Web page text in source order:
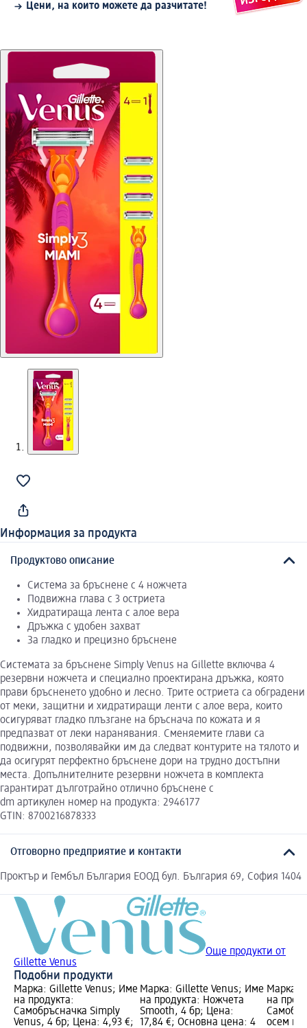
Цени, на които можете да разчитате!
Информация за продукта
Продуктово описание
Система за бръснене с 4 ножчета
Подвижна глава с 3 остриета
Хидратираща лента с алое вера
Дръжка с удобен захват
За гладко и прецизно бръснене
Системата за бръснене Simply Venus на Gillette включва 4
резервни ножчета и специално проектирана дръжка, която
прави бръсненето удобно и лесно. Трите остриета са обградени
от меки, защитни и хидратиращи ленти с алое вера, които
осигуряват гладко плъзгане на бръснача по кожата и я
предпазват от леки наранявания. Сменяемите глави са
подвижни, позволявайки им да следват контурите на тялото и
да осигурят перфектно бръснене дори на трудно достъпни
места. Допълнителните резервни ножчета в комплекта
гарантират дълготрайно отлично бръснене с
dm артикулен номер на продукта: 2946177
GTIN: 8700216878333
Отговорно предприятие и контакти
Проктър и Гембъл България ЕООД бул. България 69, София 1404
Още продукти от
Gillette Venus
Подобни продукти
Марка: Gillette Venus; Име
на продукта:
Самобръсначка Simply
Venus, 4 бр; Цена: 4,93 €;
Марка: Gillette Venus; Име
на продукта: Ножчета
Smooth, 4 бр; Цена:
17,84 €; Основна цена: 4
Марка:
на
осем